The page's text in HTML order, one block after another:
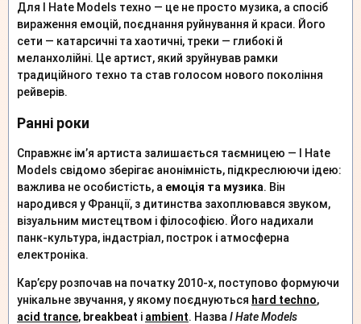
Для I Hate Models техно — це не просто музика, а спосіб
вираження емоцій, поєднання руйнування й краси. Його
сети — катарсичні та хаотичні, треки — глибокі й
меланхолійні. Це артист, який зруйнував рамки
традиційного техно та став голосом нового покоління
рейверів.
Ранні роки
Справжнє ім’я артиста залишається таємницею — I Hate
Models свідомо зберігає анонімність, підкреслюючи ідею:
важлива не особистість, а емоція та музика. Він
народився у Франції, з дитинства захоплювався звуком,
візуальним мистецтвом і філософією. Його надихали
панк-культура, індастріал, построк і атмосферна
електроніка.
Кар’єру розпочав на початку 2010-х, поступово формуючи
унікальне звучання, у якому поєднуються hard techno,
acid trance, breakbeat і ambient. Назва I Hate Models